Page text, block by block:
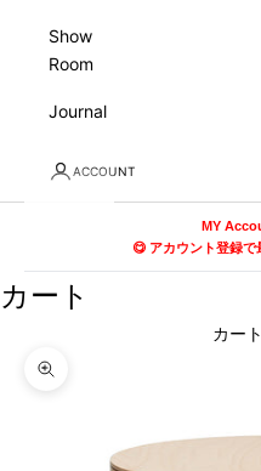
Show
Room
Journal
ACCOUNT
MY
😋 アカウント登録
カート
カー
ズームイン